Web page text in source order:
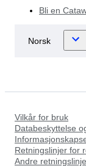
Bli en
Vilkår for bruk
Databeskyttelse
Retningslinjer for
Andre